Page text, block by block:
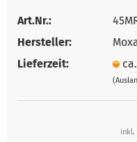
Art.Nr.:
Hersteller:
Lieferzeit:
inkl.